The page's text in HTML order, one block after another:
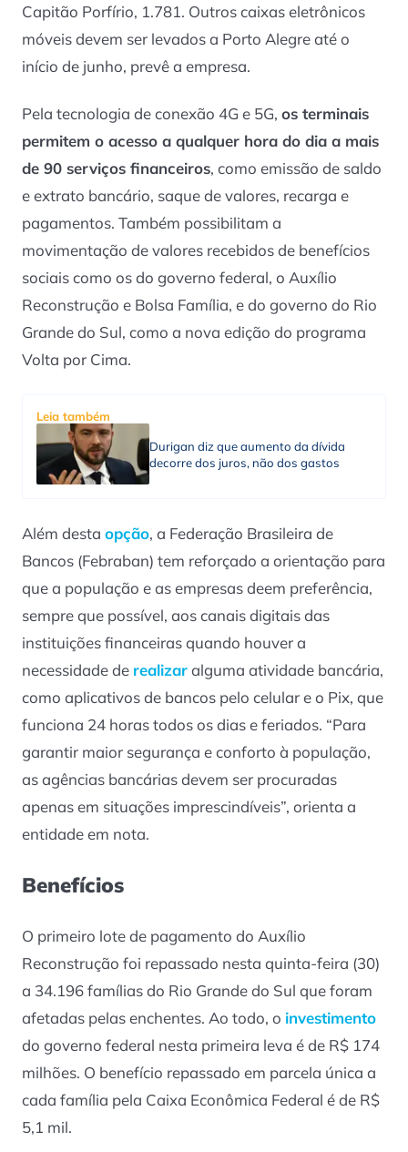
Capitão Porfírio, 1.781. Outros caixas eletrônicos
móveis devem ser levados a Porto Alegre até o
início de junho, prevê a empresa.
Pela tecnologia de conexão 4G e 5G, os terminais
permitem o acesso a qualquer hora do dia a mais
de 90 serviços financeiros, como emissão de saldo
e extrato bancário, saque de valores, recarga e
pagamentos. Também possibilitam a
movimentação de valores recebidos de benefícios
sociais como os do governo federal, o Auxílio
Reconstrução e Bolsa Família, e do governo do Rio
Grande do Sul, como a nova edição do programa
Volta por Cima.
Leia também
Durigan diz que aumento da dívida
decorre dos juros, não dos gastos
Além desta opção, a Federação Brasileira de
Bancos (Febraban) tem reforçado a orientação para
que a população e as empresas deem preferência,
sempre que possível, aos canais digitais das
instituições financeiras quando houver a
necessidade de realizaralguma atividade bancária,
como aplicativos de bancos pelo celular e o Pix, que
funciona 24 horas todos os dias e feriados. “Para
garantir maior segurança e conforto à população,
as agências bancárias devem ser procuradas
apenas em situações imprescindíveis”, orienta a
entidade em nota.
Benefícios
O primeiro lote de pagamento do Auxílio
Reconstrução foi repassado nesta quinta-feira (30)
a 34.196 famílias do Rio Grande do Sul que foram
afetadas pelas enchentes. Ao todo, o investimento
do governo federal nesta primeira leva é de R$ 174
milhões. O benefício repassado em parcela única a
cada família pela Caixa Econômica Federal é de R$
5,1 mil.